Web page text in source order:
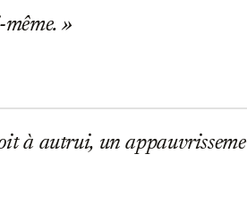
à autrui, un